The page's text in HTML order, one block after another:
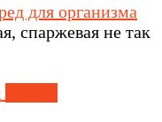
для организма
спаржевая не так